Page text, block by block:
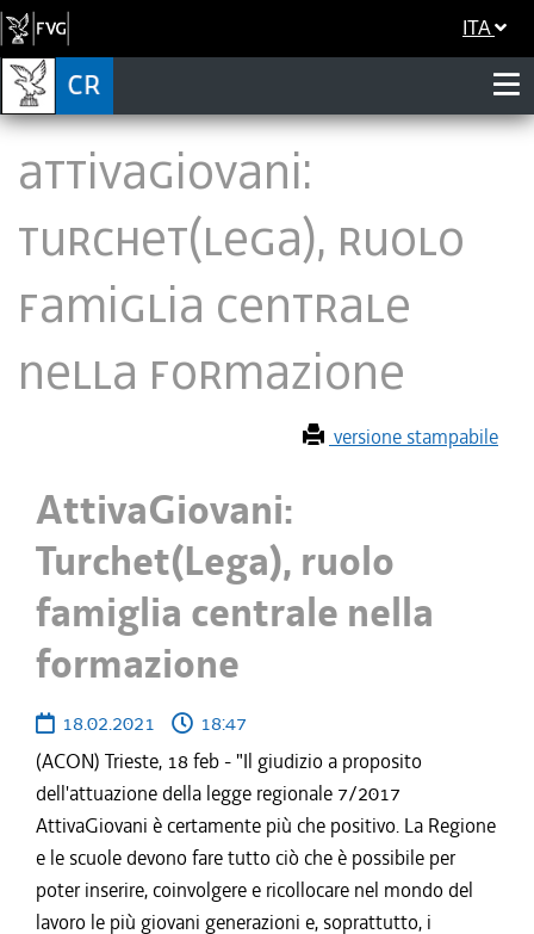
ITA
AttivaGiovani:
Turchet(Lega), ruolo
famiglia centrale
nella formazione
versione stampabile
AttivaGiovani:
Turchet(Lega), ruolo
famiglia centrale nella
formazione
18.02.2021
18:47
(ACON) Trieste, 18 feb - "Il giudizio a proposito
dell'attuazione della legge regionale 7/2017
AttivaGiovani è certamente più che positivo. La Regione
e le scuole devono fare tutto ciò che è possibile per
poter inserire, coinvolgere e ricollocare nel mondo del
lavoro le più giovani generazioni e, soprattutto, i